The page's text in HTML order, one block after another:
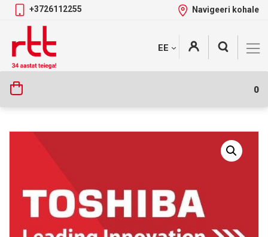
Skip
content
+3726112255 Navigeeri kohale
EE
0
Tootekategooriad +